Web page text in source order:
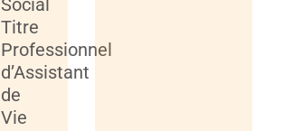
Social
Titre
Professionnel
d’Assistant
de
Vie